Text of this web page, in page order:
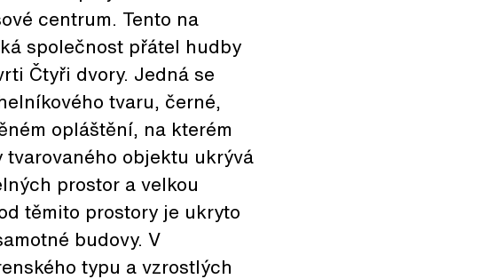
centrum. Tento na
společnost přátel hudby
Čtyři dvory. Jedná se
tvaru, černé,
opláštění, na kterém
objektu ukrývá
prostor a velkou
těmito prostory je ukryto
budovy. V
typu a vzrostlých